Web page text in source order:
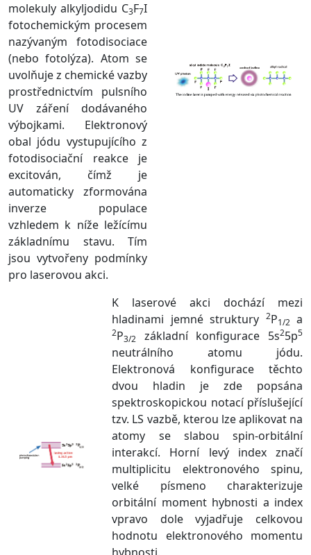
molekuly alkyljodidu C3F7I
fotochemickým procesem
nazývaným fotodisociace
(nebo fotolýza). Atom se
uvolňuje z chemické vazby
prostřednictvím pulsního
UV záření dodávaného
výbojkami. Elektronový
obal jódu vystupujícího z
fotodisociační reakce je
excitován, čímž je
automaticky zformována
inverze populace
vzhledem k níže ležícímu
základnímu stavu. Tím
jsou vytvořeny podmínky
pro laserovou akci.
K laserové akci dochází mezi
hladinami jemné struktury 2P1/2 a
2P3/2 základní konfigurace 5s25p5
neutrálního atomu jódu.
Elektronová konfigurace těchto
dvou hladin je zde popsána
spektroskopickou notací příslušející
tzv. LS vazbě, kterou lze aplikovat na
atomy se slabou spin-orbitální
interakcí. Horní levý index značí
multiplicitu elektronového spinu,
velké písmeno charakterizuje
orbitální moment hybnosti a index
vpravo dole vyjadřuje celkovou
hodnotu elektronového momentu